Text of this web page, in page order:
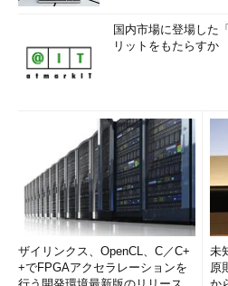
国内市場に登場した
リットをもたらすか
ザイリンクス、OpenCL、C／C+
+でFPGAアクセラレーションを
未
原